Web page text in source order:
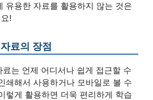
유용한 자료를 활용하지 않는 것은
!
료의 장점
료는 언제 어디서나 쉽게 접근할 수
쇄해서 사용하거나 모바일로 볼 수
렇게 활용하면 더욱 편리하게 학습